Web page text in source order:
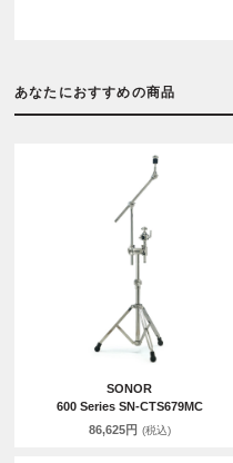
あなたにおすすめの商品
SONOR
600 Series SN-CTS679MC
86,625円 (税込)